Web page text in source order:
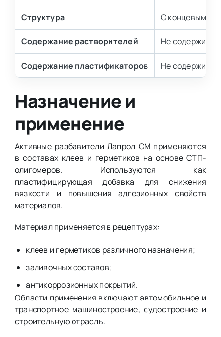
Структура С концевыми
Содержание растворителей Не содержит
Содержание пластификаторов Не содержит
Назначение и
применение
Активные разбавители Лапрол СМ применяются
в составах клеев и герметиков на основе СТП-
олигомеров. Используются как
пластифицирующая добавка для снижения
вязкости и повышения адгезионных свойств
материалов.
Материал применяется в рецептурах:
клеев и герметиков различного назначения;
заливочных составов;
антикоррозионных покрытий.
Области применения включают автомобильное и
транспортное машиностроение, судостроение и
строительную отрасль.